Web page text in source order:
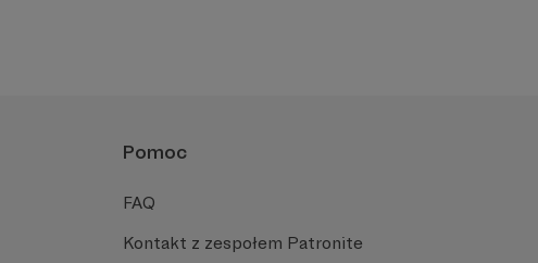
Pomoc
FAQ
Kontakt z zespołem Patronite